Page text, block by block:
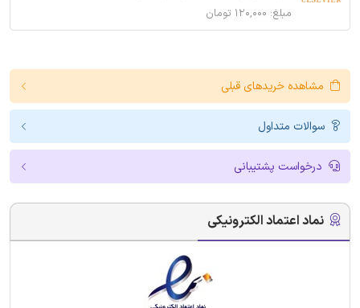
مبلغ: ۱۲۰,۰۰۰ تومان
مشاهده خریدهای قبلی
سوالات متداول
درخواست پشتیبانی
نماد اعتماد الکترونیکی